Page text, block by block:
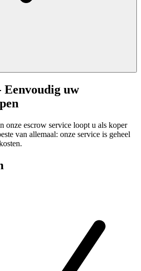
Eenvoudig uw
onze escrow service loopt u als koper
van allemaal: onze service is geheel